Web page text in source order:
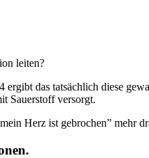
leiten?
das tatsächlich diese
Sauerstoff versorgt.
Herz ist gebrochen” mehr